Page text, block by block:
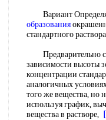
Вариант
образования
стандартного
Предварительно
зависимости высоты
концентрации
аналогичных
того же вещества, но
используя график,
вещества в растворе,